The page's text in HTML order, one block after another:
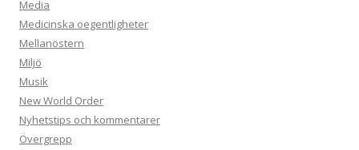
Media
Medicinska oegentligheter
Mellanöstern
Miljö
Musik
New World Order
Nyhetstips och kommentarer
Övergrepp